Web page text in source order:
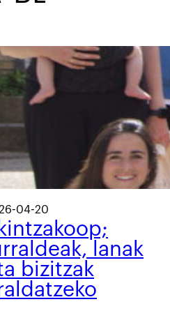
04-20
lanak
bizitzak